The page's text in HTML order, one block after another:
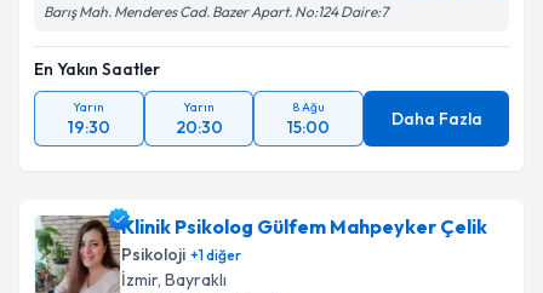
Barış Mah. Menderes Cad. Bazer Apart. No:124 Daire:7
En Yakın Saatler
Yarın
19:30
Yarın
20:30
8 Ağu
15:00 Daha Fazla
Klinik Psikolog Gülfem Mahpeyker Çelik
Psikoloji +1diğer
İzmir, Bayraklı